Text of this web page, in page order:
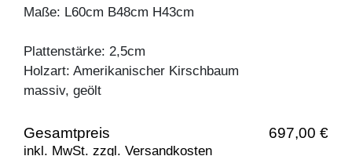
Maße: L60cm B48cm H43cm
Plattenstärke: 2,5cm
Holzart: Amerikanischer Kirschbaum
massiv, geölt
Gesamtpreis 697,00 €
inkl. MwSt. zzgl. Versandkosten